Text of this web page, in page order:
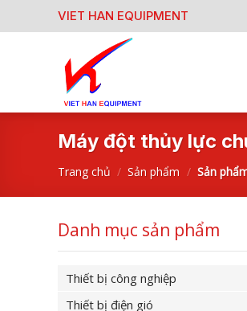
to
VIET HAN EQUIPMENT
Máy đột thủy lực
Trang chủ / Sản phẩm / Sản
Danh mục sản phẩm
Thiết bị công nghiệp
Thiết bị điện gió